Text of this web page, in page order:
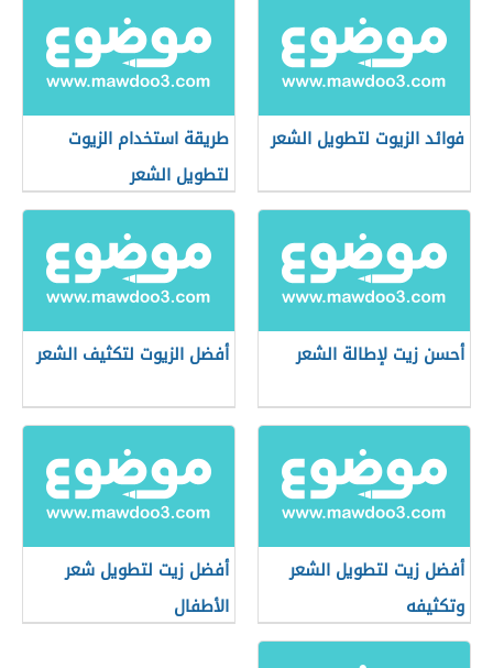
فوائد الزيوت لتطويل الشعر
طريقة استخدام الزيوت
لتطويل الشعر
أحسن زيت لإطالة الشعر أفضل الزيوت لتكثيف الشعر
أفضل زيت لتطويل الشعر
وتكثيفه
أفضل زيت لتطويل شعر
الأطفال